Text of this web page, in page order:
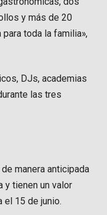
y más de 20
toda la familia»,
DJs, academias
las tres
manera anticipada
y tienen un valor
15 de junio.